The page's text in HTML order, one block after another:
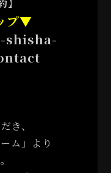
】
プ▼
shisha-
き、
ム」より